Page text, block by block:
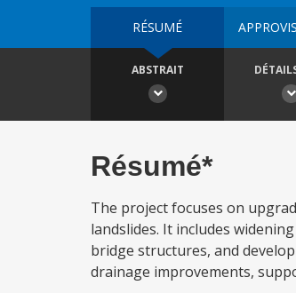
RÉSUMÉ
ABSTRAIT
Résumé*
The project focuses on
landslides. It includes
bridge structures, and
drainage improvements,